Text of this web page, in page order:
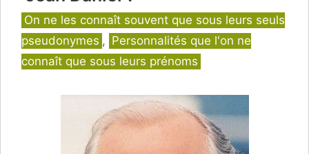
Catégories
On ne les connaît souvent que sous leurs seuls
pseudonymes , Personnalités que l'on ne
connaît que sous leurs prénoms